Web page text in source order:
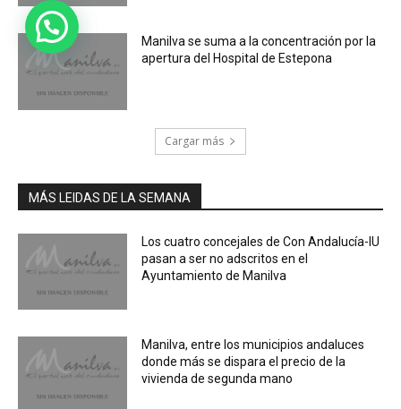
Manilva se suma a la concentración por la
apertura del Hospital de Estepona
Cargar más
MÁS LEIDAS DE LA SEMANA
Los cuatro concejales de Con Andalucía-IU
pasan a ser no adscritos en el
Ayuntamiento de Manilva
Manilva, entre los municipios andaluces
donde más se dispara el precio de la
vivienda de segunda mano